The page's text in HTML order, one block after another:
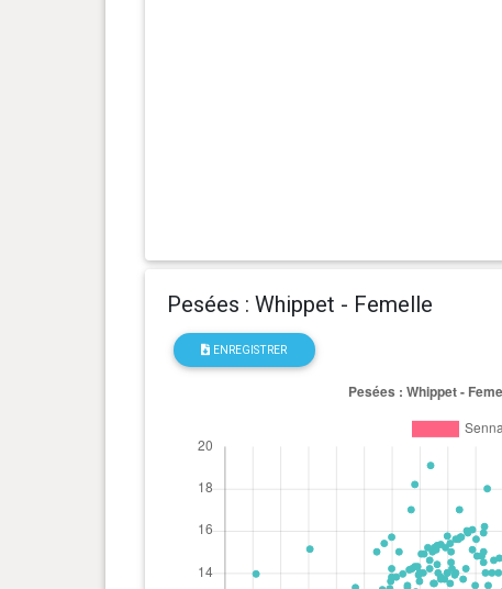
0 an(s), 2 mois et 26 jour(s)
0 an(s), 2 mois et 19 jour(s) 4.8 kg
0 an(s), 2 mois et 12 jour(s)
0 an(s), 2 mois et 2 jour(s) 3.4 kg
Pesées : Whippet - Femelle
ENREGISTRER